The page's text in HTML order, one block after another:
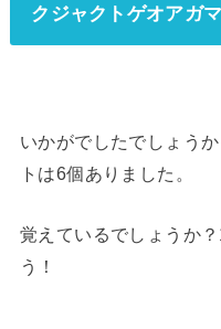
クジャクトゲオアガ
いかがでしたでしょう
トは6個ありました。
覚えているでしょうか
う！